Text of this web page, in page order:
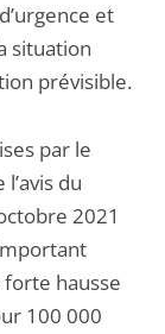
et
situation
prévisible.
par le
du
2021
hausse
100 000